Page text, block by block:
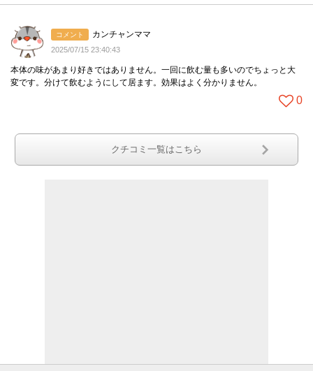
コメント カンチャンママ
2025/07/15 23:40:43
本体の味があまり好きではありません。一回に飲む量も多いのでちょっと大
変です。分けて飲むようにして居ます。効果はよく分かりません。
0
クチコミ一覧はこちら